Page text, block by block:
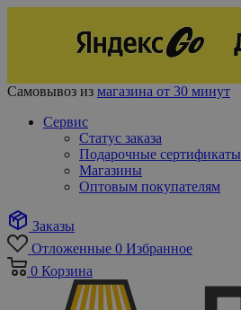
Самовывоз из магазина от 30 минут
Сервис
Статус заказа
Подарочные сертификаты
Магазины
Оптовым покупателям
Заказы
Отложенные 0 Избранное
0 Корзина